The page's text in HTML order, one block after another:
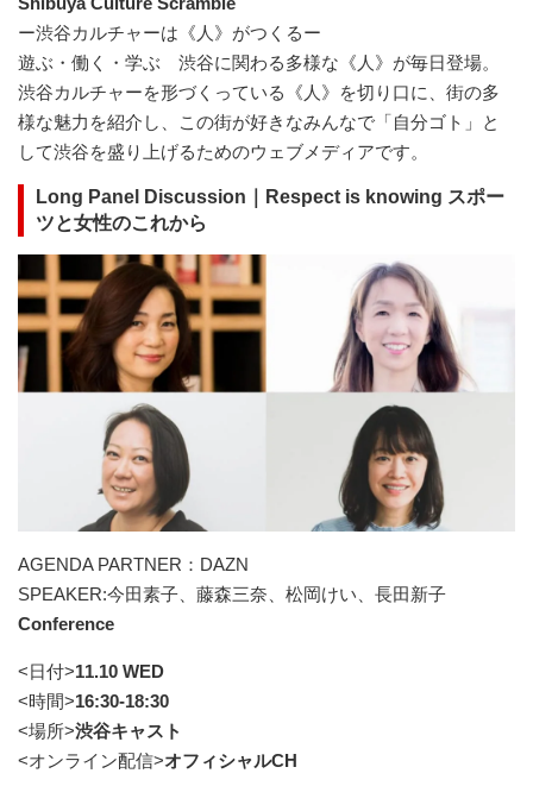
ー渋谷カルチャーは《人》がつくるー
遊ぶ・働く・学ぶ 渋谷に関わる多様な《人》が毎日登場。
渋谷カルチャーを形づくっている《人》を切り口に、街の多
様な魅力を紹介し、この街が好きなみんなで「自分ゴト」と
して渋谷を盛り上げるためのウェブメディアです。
Long Panel Discussion｜Respect is knowing スポー
ツと女性のこれから
AGENDA PARTNER：DAZN
SPEAKER:今田素子、藤森三奈、松岡けい、長田新子
Conference
<日付>11.10 WED
<時間>16:30-18:30
<場所>渋谷キャスト
<オンライン配信>オフィシャルCH